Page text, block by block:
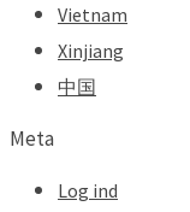
Vietnam
Xinjiang
中国
Meta
Log ind